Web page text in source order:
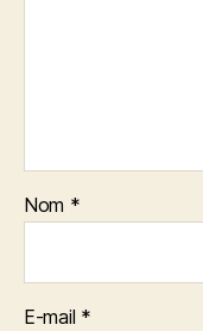
Nom *
E-mail *